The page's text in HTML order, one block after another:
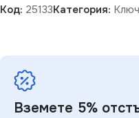
Код: 25133Категория:
Вземете 5%